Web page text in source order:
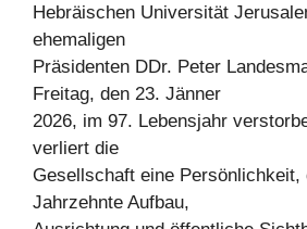
Hebräischen Universität
ehemaligen
Präsidenten DDr. Peter
Freitag, den 23. Jänner
2026, im 97. Lebensjahr
verliert die
Gesellschaft eine Persönlichkeit,
Jahrzehnte Aufbau,